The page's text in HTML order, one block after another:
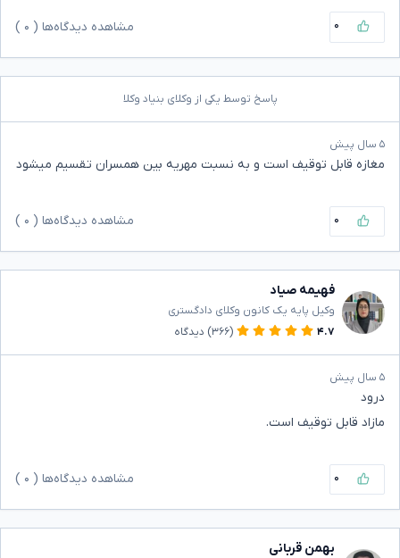
۰ مشاهده دیدگاه‌ها ( ۰
پاسخ توسط یکی از وکلای بنیاد وکلا
۵ سال پیش
مغازه قابل توقیف است و به نسبت مهریه بین همسران تقسیم میشود
۰ مشاهده دیدگاه‌ها ( ۰
فهیمه صیاد
وکیل پایه یک کانون وکلای دادگستری
۴.۷
(۳۶۶) دیدگاه
۵ سال پیش
درود
مازاد قابل توقیف است.
۰ مشاهده دیدگاه‌ها ( ۰
بهمن قربانی